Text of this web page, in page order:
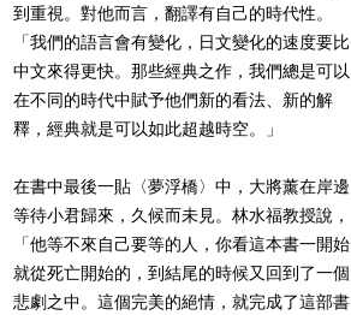
到重視。對他而言，翻譯有自己的時代性。
「我們的語言會有變化，日文變化的速度要比
中文來得更快。那些經典之作，我們總是可以
在不同的時代中賦予他們新的看法、新的解
釋，經典就是可以如此超越時空。」
在書中最後一貼〈夢浮橋〉中，大將薰在岸邊
等待小君歸來，久候而未見。林水福教授說，
「他等不來自己要等的人，你看這本書一開始
就從死亡開始的，到結尾的時候又回到了一個
悲劇之中。這個完美的絕情，就完成了這部書